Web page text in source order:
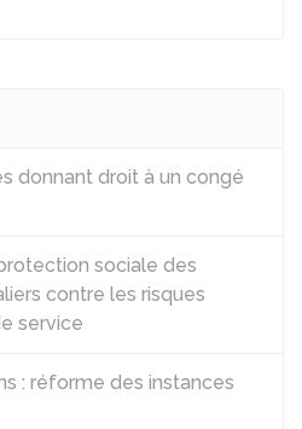
donnant droit à un congé
sociale des
contre les risques
service
: réforme des instances